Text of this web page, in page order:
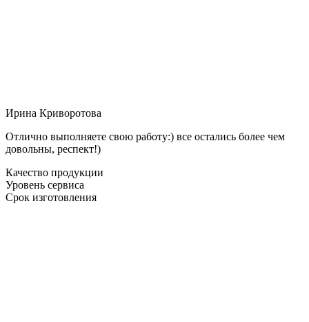
Ирина Криворотова
Отлично выполняете свою работу:) все остались более чем
довольны, респект!)
Качество продукции
Уровень сервиса
Срок изготовления